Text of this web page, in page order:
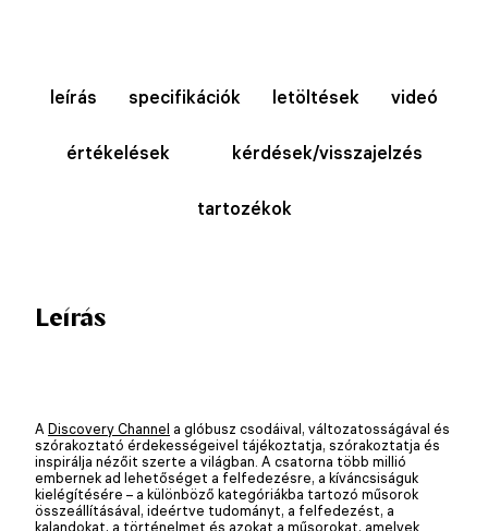
leírás specifikációk letöltések videó
értékelések kérdések/visszajelzés
tartozékok
Leírás
ADiscovery Channel a glóbusz csodáival, változatosságával és
szórakoztató érdekességeivel tájékoztatja, szórakoztatja és
inspirálja nézőit szerte a világban. A csatorna több millió
embernek ad lehetőséget a felfedezésre, a kíváncsiságuk
kielégítésére – a különböző kategóriákba tartozó műsorok
összeállításával, ideértve tudományt, a felfedezést, a
kalandokat, a történelmet és azokat a műsorokat, amelyek